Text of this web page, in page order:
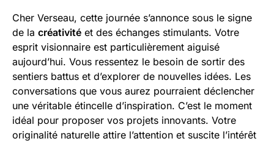
Cher Verseau, cette journée s’annonce sous le signe
de la créativité et des échanges stimulants. Votre
esprit visionnaire est particulièrement aiguisé
aujourd’hui. Vous ressentez le besoin de sortir des
sentiers battus et d’explorer de nouvelles idées. Les
conversations que vous aurez pourraient déclencher
une véritable étincelle d’inspiration. C’est le moment
idéal pour proposer vos projets innovants. Votre
originalité naturelle attire l’attention et suscite l’intérêt